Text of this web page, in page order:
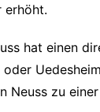
erhöht.
hat einen
Neuss zu